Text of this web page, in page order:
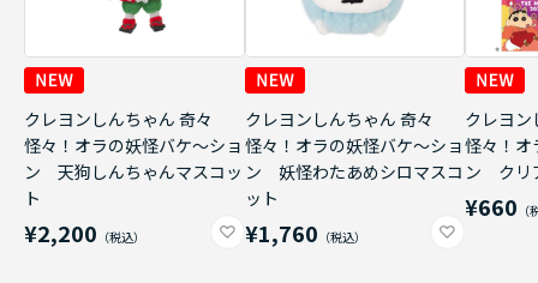
クレヨンしんちゃん 奇々
怪々！オラの妖怪バケ～ショ
ン 天狗しんちゃんマスコッ
ト
¥2,200
クレヨンしんちゃん 奇々
怪々！オラの妖怪バケ～ショ
ン 妖怪わたあめシロマスコ
ット
¥1,760
クレヨン
怪々！オ
ン クリ
¥660